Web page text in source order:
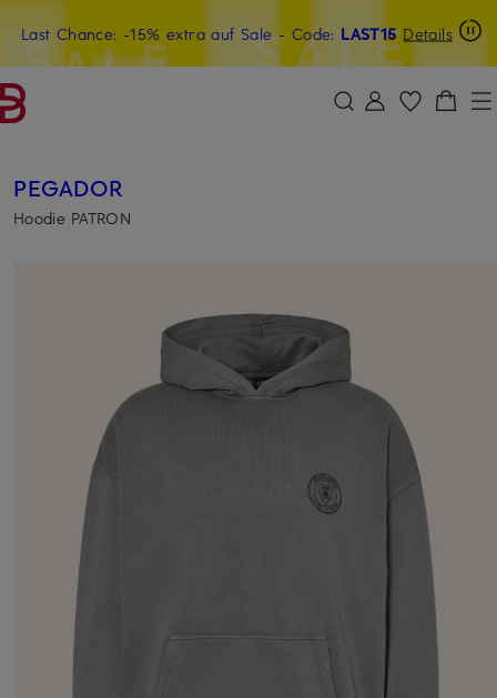
ZUM HAUPTINHALT ÜBERSPRINGEN ZUM SUCHFELD ÜBERSPRINGEN
Last Chance: -15% extra auf Sale- Code: LAST15 Details
20€-Willkommensgutschein mit Beyond sichern
PEGADOR
Hoodie PATRON